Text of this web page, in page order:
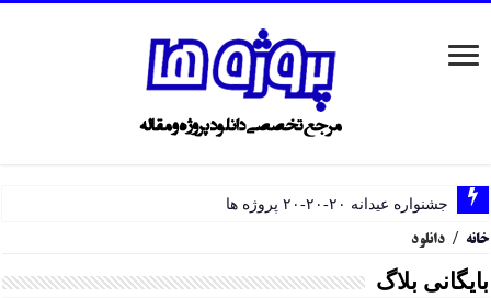
جشنواره عیدانه ۲۰-۲۰-۲۰ پروژه ها
خانه / دانلود
بایگانی بلاگ